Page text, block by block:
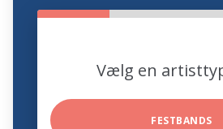
Vælg en
FESTBANDS